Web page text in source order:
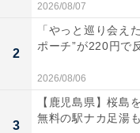
2026/08/07
2
「やっと巡り会え
ポーチ”が220円で
2026/08/06
3
【鹿児島県】桜島
無料の駅ナカ足湯